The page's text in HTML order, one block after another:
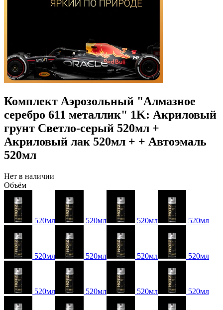
Комплект Аэрозольный "Алмазное
серебро 611 металлик" 1K: Акриловый
грунт Светло-серый 520мл +
Акриловый лак 520мл + + Автоэмаль
520мл
Нет в наличии
Объём
520мл 520мл 520мл 520мл
520мл 520мл 520мл 520мл
520мл 520мл 520мл 520мл